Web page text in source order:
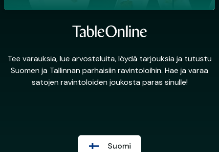
Tee varauksia, lue arvosteluita, löydä tarjouksia ja tutustu
Suomen ja Tallinnan parhaisiin ravintoloihin. Hae ja varaa
satojen ravintoloiden joukosta paras sinulle!
Suomi